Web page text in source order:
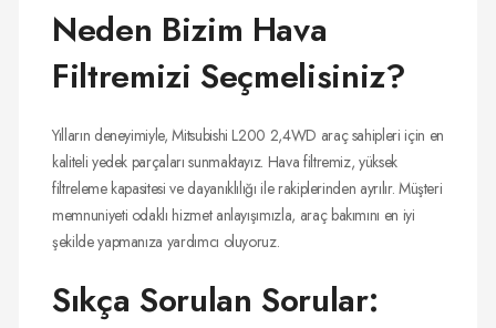
Neden Bizim Hava
Filtremizi Seçmelisiniz?
Yılların deneyimiyle, Mitsubishi L200 2,4WD araç sahipleri için en
kaliteli yedek parçaları sunmaktayız. Hava filtremiz, yüksek
filtreleme kapasitesi ve dayanıklılığı ile rakiplerinden ayrılır. Müşteri
memnuniyeti odaklı hizmet anlayışımızla, araç bakımını en iyi
şekilde yapmanıza yardımcı oluyoruz.
Sıkça Sorulan Sorular: